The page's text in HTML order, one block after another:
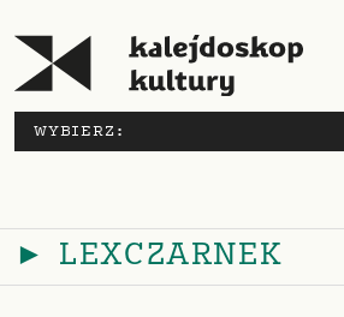
WYBIERZ:
► LEXCZARNEK